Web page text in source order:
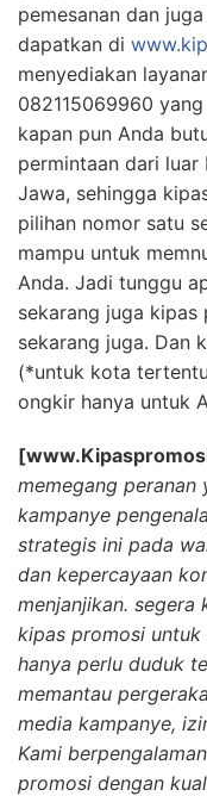
pemesanan dan
dapatkan di
menyediakan
082115069960
kapan pun Anda
permintaan dari luar
Jawa, sehingga
pilihan nomor satu
mampu untuk
Anda. Jadi tunggu
sekarang juga
sekarang juga. Dan
(*untuk kota
ongkir hanya untuk
memegang
kampanye
strategis ini pada
dan kepercayaan
menjanjikan. segera
kipas promosi untuk
hanya perlu duduk
memantau
media kampanye,
Kami
promosi dengan